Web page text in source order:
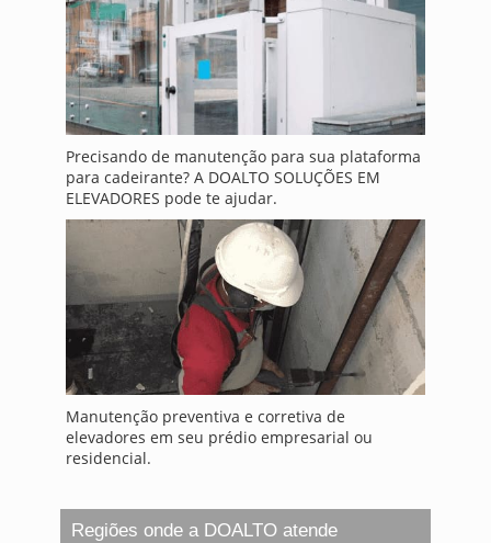
Precisando de manutenção para sua plataforma
para cadeirante? A DOALTO SOLUÇÕES EM
ELEVADORES pode te ajudar.
Manutenção preventiva e corretiva de
elevadores em seu prédio empresarial ou
residencial.
Regiões onde a DOALTO atende